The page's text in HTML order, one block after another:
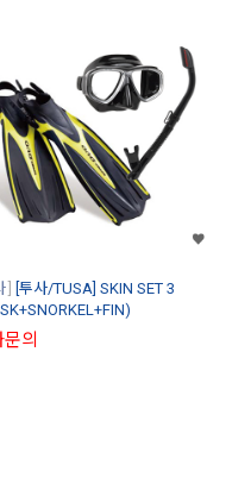
[투사/TUSA] SKIN SET 3
의